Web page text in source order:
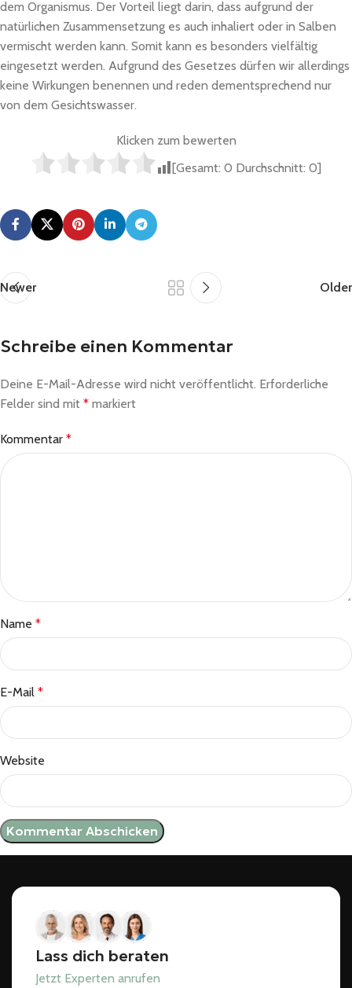
dem Organismus. Der Vorteil liegt darin, dass aufgrund der
natürlichen Zusammensetzung es auch inhaliert oder in Salben
vermischt werden kann. Somit kann es besonders vielfältig
eingesetzt werden. Aufgrund des Gesetzes dürfen wir allerdings
keine Wirkungen benennen und reden dementsprechend nur
von dem Gesichtswasser.
Klicken zum bewerten
[Gesamt: 0 Durchschnitt: 0]
Newer Older
Schreibe einen Kommentar
Deine E-Mail-Adresse wird nicht veröffentlicht. Erforderliche
Felder sind mit * markiert
Kommentar *
Name *
E-Mail *
Website
Lass dich beraten
Jetzt Experten anrufen